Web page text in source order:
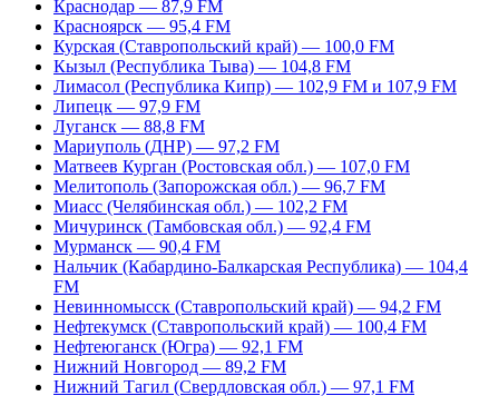
Краснодар — 87,9 FM
Красноярск — 95,4 FM
Курская (Ставропольский край) — 100,0 FM
Кызыл (Республика Тыва) — 104,8 FM
Лимасол (Республика Кипр) — 102,9 FM и 107,9 FM
Липецк — 97,9 FM
Луганск — 88,8 FM
Мариуполь (ДНР) — 97,2 FM
Матвеев Курган (Ростовская обл.) — 107,0 FM
Мелитополь (Запорожская обл.) — 96,7 FM
Миасс (Челябинская обл.) — 102,2 FM
Мичуринск (Тамбовская обл.) — 92,4 FM
Мурманск — 90,4 FM
Нальчик (Кабардино-Балкарская Республика) — 104,4
FM
Невинномысск (Ставропольский край) — 94,2 FM
Нефтекумск (Ставропольский край) — 100,4 FM
Нефтеюганск (Югра) — 92,1 FM
Нижний Новгород — 89,2 FM
Нижний Тагил (Свердловская обл.) — 97,1 FM